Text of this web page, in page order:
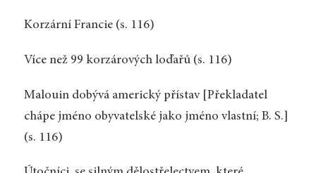
Korzární Francie (s. 116)
Více než 99 korzárových loďařů (s. 116)
Malouin dobývá americký přístav [Překladatel
chápe jméno obyvatelské jako jméno vlastní; B. S.]
(s. 116)